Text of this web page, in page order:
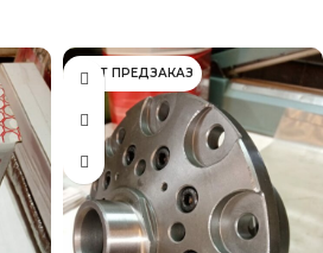
ИДЁТ ПРЕДЗАКАЗ